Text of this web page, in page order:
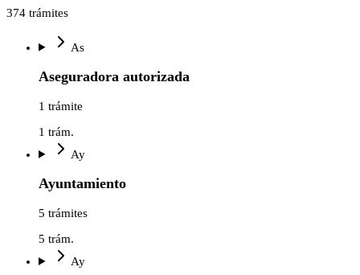
374 trámites
As
Aseguradora autorizada
1 trámite
1 trám.
Ay
Ayuntamiento
5 trámites
5 trám.
Ay